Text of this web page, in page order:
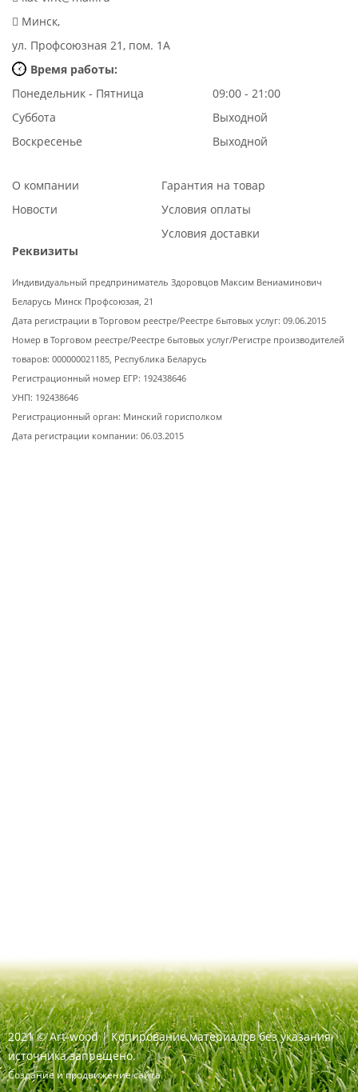
Минск,
ул. Профсоюзная 21, пом. 1А
Время работы:
Понедельник - Пятница
09:00 - 21:00
Суббота
Выходной
Воскресенье
Выходной
О компании
Новости
Гарантия на товар
Условия оплаты
Условия доставки
Реквизиты
Индивидуальный предприниматель Здоровцов Максим Вениаминович
Беларусь Минск Профсоюзая, 21
Дата регистрации в Торговом реестре/Реестре бытовых услуг: 09.06.2015
Номер в Торговом реестре/Реестре бытовых услуг/Регистре производителей
товаров: 000000021185, Республика Беларусь
Регистрационный номер ЕГР: 192438646
УНП: 192438646
Регистрационный орган: Минский горисполком
Дата регистрации компании: 06.03.2015
2021 ©Art-wood |Копирование материалов без указания
источника запрещено.
Создание и продвижение сайта